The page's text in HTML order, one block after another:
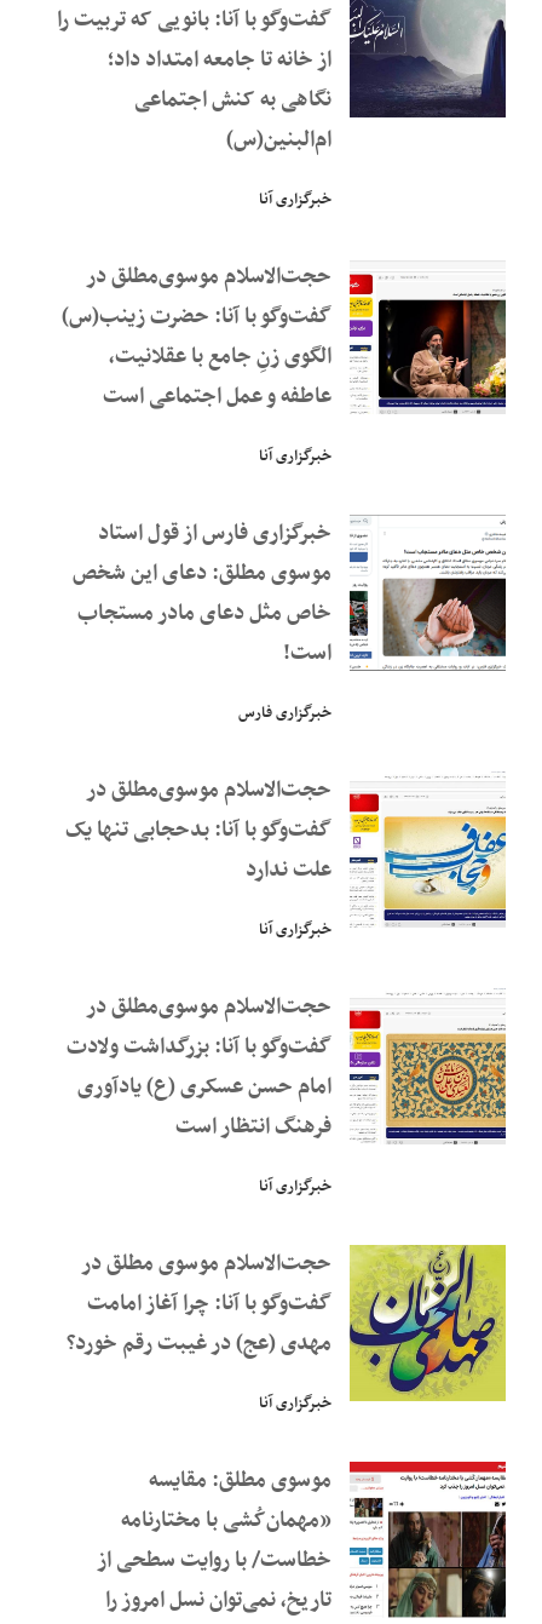
گفت‌وگو با آنا: بانویی که تربیت را
از خانه تا جامعه امتداد داد؛
نگاهی به کنش اجتماعی
حجت‌الاسلام موسوی‌مطلق در
گفت‌وگو با آنا: حضرت زینب(س)
الگوی زنِ جامع با عقلانیت،
عاطفه و عمل اجتماعی است
خبرگزاری فارس از قول استاد
موسوی مطلق: دعای این شخص
خاص مثل دعای مادر مستجاب
است!
حجت‌الاسلام موسوی‌مطلق در
گفت‌و‌گو با آنا: بدحجابی تنها یک
علت ندارد
خبرگزاری آنا
حجت‌الاسلام موسوی‌مطلق در
گفت‌و‌گو با آنا: بزرگداشت ولادت
امام حسن عسکری (ع) یادآوری
فرهنگ انتظار است
حجت‌الاسلام موسوی مطلق در
گفت‌و‌گو با آنا: چرا آغاز امامت
مهدی (عج) در غیبت رقم خورد؟
خبرگزاری آنا
موسوی مطلق: مقایسه
«مهمان‌کُشی با مختارنامه
خطاست/ با روایت سطحی از
تاریخ، نمی‌توان نسل امروز را